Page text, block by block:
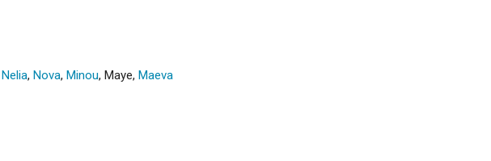
Nelia, Nova, Minou, Maye, Maeva